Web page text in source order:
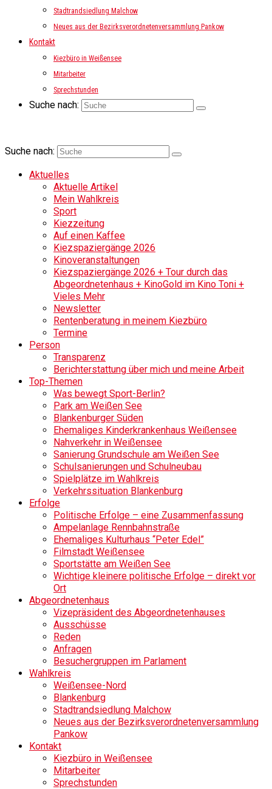
Stadtrandsiedlung Malchow
Neues aus der Bezirksverordnetenversammlung Pankow
Kontakt
Kiezbüro in Weißensee
Mitarbeiter
Sprechstunden
Suche nach:
Suche nach:
Aktuelles
Aktuelle Artikel
Mein Wahlkreis
Sport
Kiezzeitung
Auf einen Kaffee
Kiezspaziergänge 2026
Kinoveranstaltungen
Kiezspaziergänge 2026 + Tour durch das
Abgeordnetenhaus + KinoGold im Kino Toni +
Vieles Mehr
Newsletter
Rentenberatung in meinem Kiezbüro
Termine
Person
Transparenz
Berichterstattung über mich und meine Arbeit
Top-Themen
Was bewegt Sport-Berlin?
Park am Weißen See
Blankenburger Süden
Ehemaliges Kinderkrankenhaus Weißensee
Nahverkehr in Weißensee
Sanierung Grundschule am Weißen See
Schulsanierungen und Schulneubau
Spielplätze im Wahlkreis
Verkehrssituation Blankenburg
Erfolge
Politische Erfolge – eine Zusammenfassung
Ampelanlage Rennbahnstraße
Ehemaliges Kulturhaus “Peter Edel”
Filmstadt Weißensee
Sportstätte am Weißen See
Wichtige kleinere politische Erfolge – direkt vor
Ort
Abgeordnetenhaus
Vizepräsident des Abgeordnetenhauses
Ausschüsse
Reden
Anfragen
Besuchergruppen im Parlament
Wahlkreis
Weißensee-Nord
Blankenburg
Stadtrandsiedlung Malchow
Neues aus der Bezirksverordnetenversammlung
Pankow
Kontakt
Kiezbüro in Weißensee
Mitarbeiter
Sprechstunden